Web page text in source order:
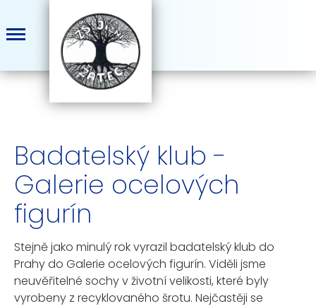
Badatelský klub -
Galerie ocelových
figurín
Stejně jako minulý rok vyrazil badatelský klub do
Prahy do Galerie ocelových figurín. Viděli jsme
neuvěřitelné sochy v životní velikosti, které byly
vyrobeny z recyklovaného šrotu. Nejčastěji se